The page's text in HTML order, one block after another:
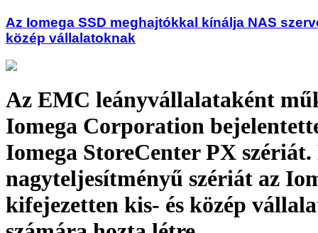
Az Iomega SSD meghajtókkal kínálja NAS
közép vállalatoknak
Az EMC leányvállalataként
Iomega Corporation
Iomega StoreCenter PX szériát.
nagyteljesítményű szériát az
kifejezetten kis- és közép